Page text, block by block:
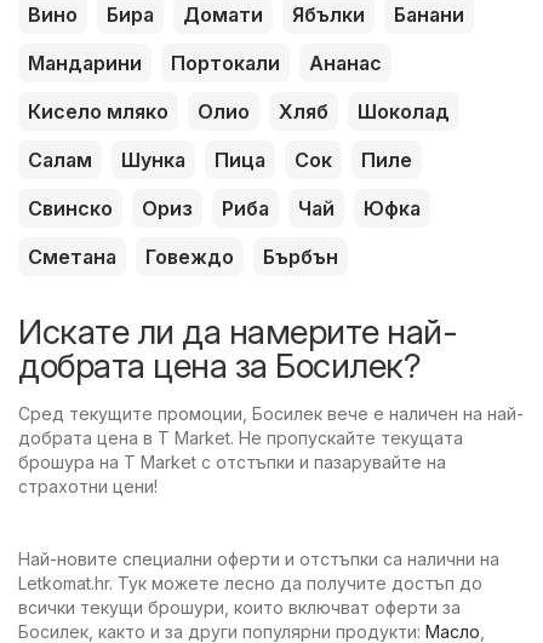
Вино
Бира Домати Ябълки
Банани
Мандарини
Портокали
Ананас
Кисело мляко
Олио Хляб
Шоколад
Салам
Шунка Пица Сок
Пиле
Свинско
Ориз Риба Чай
Юфка
Сметана
Говеждо Бърбън
Искате ли да намерите най-
добрата цена за Босилек?
Сред текущите промоции, Босилек вече е наличен на най-
добрата цена в T Market. Не пропускайте текущата
брошура на T Market с отстъпки и пазарувайте на
страхотни цени!
Най-новите специални оферти и отстъпки са налични на
Letkomat.hr. Тук можете лесно да получите достъп до
всички текущи брошури, които включват оферти за
Босилек, както и за други популярни продукти: Масло